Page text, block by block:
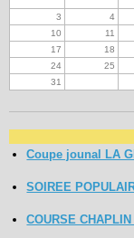
3
4
10
11
17
18
24
25
31
Coupe jounal LA
SOIREE
COURSE CHAPLIN